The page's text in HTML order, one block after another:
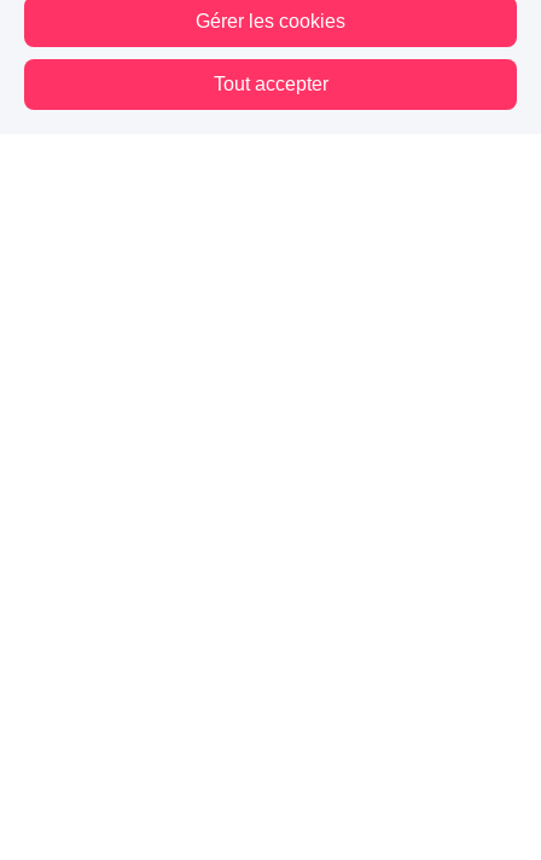
Gérer les cookies
Tout accepter